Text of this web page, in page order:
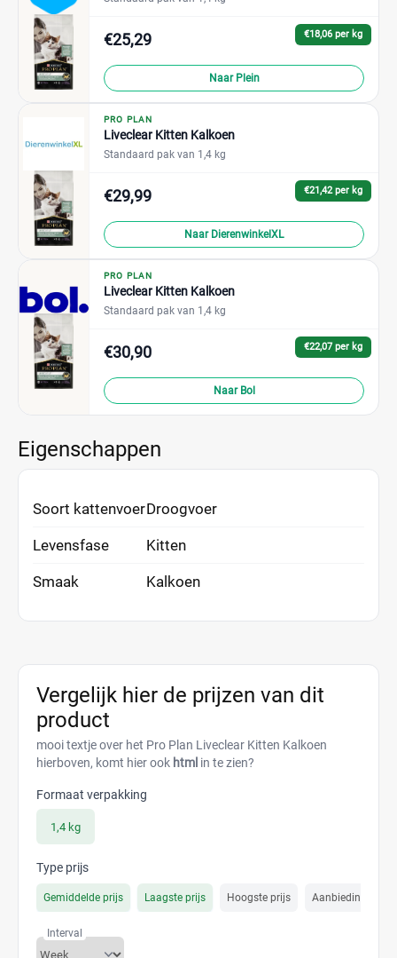
€18,06 per kg
€25,29
Naar Plein
PRO PLAN
Liveclear Kitten Kalkoen
Standaard pak van 1,4 kg
€21,42 per kg
€29,99
Naar DierenwinkelXL
PRO PLAN
Liveclear Kitten Kalkoen
Standaard pak van 1,4 kg
€22,07 per kg
€30,90
Naar Bol
Eigenschappen
Soort kattenvoerDroogvoer
Levensfase Kitten
Smaak Kalkoen
Vergelijk hier de prijzen van dit
product
mooi textje over het Pro Plan Liveclear Kitten Kalkoen
hierboven, komt hier ook html in te zien?
Formaat verpakking
1,4 kg
Type prijs
Gemiddelde prijs Laagste prijs Hoogste prijs Aanbiedings prijs
Interval